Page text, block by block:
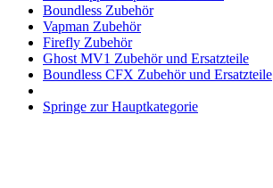
Boundless Zubehör
Vapman Zubehör
Firefly Zubehör
Ghost MV1 Zubehör und Ersatzteile
Boundless CFX Zubehör und Ersatzteile
Springe zur Hauptkategorie